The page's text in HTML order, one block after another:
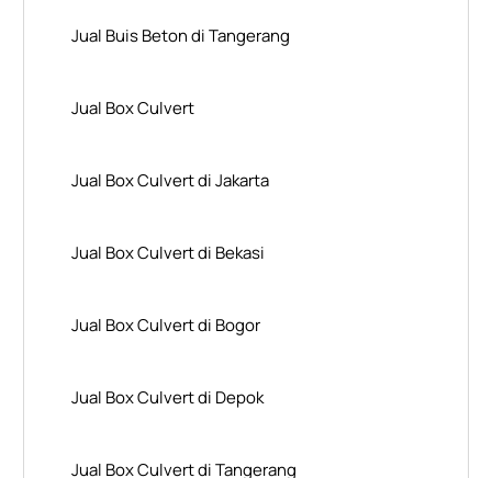
Jual Buis Beton di Tangerang
Jual Box Culvert
Jual Box Culvert di Jakarta
Jual Box Culvert di Bekasi
Jual Box Culvert di Bogor
Jual Box Culvert di Depok
Jual Box Culvert di Tangerang